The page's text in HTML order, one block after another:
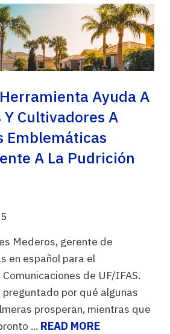
Ayuda A
Cultivadores A
Emblemáticas
A La Pudrición
Mederos, gerente de
en español para el
de UF/IFAS.
preguntado por qué algunas
prosperan, mientras que
... READ MORE